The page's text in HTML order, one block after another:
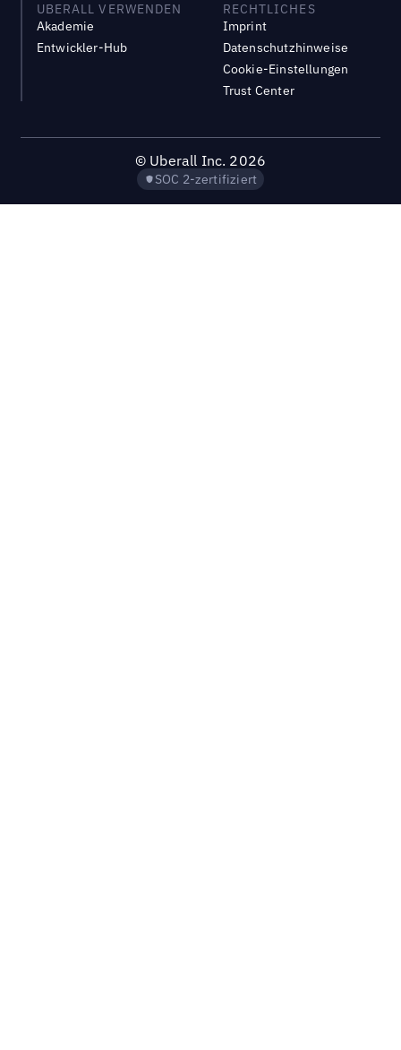
UBERALL VERWENDEN
Akademie
Entwickler-Hub
RECHTLICHES
Imprint
Datenschutzhinweise
Cookie-Einstellungen
Trust Center
© Uberall Inc. 2026
SOC 2-zertifiziert